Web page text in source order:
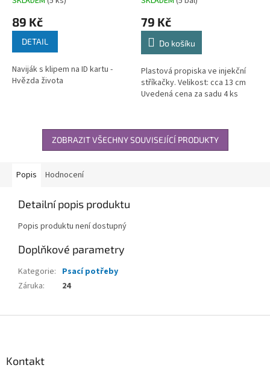
89 Kč
DETAIL
Naviják s klipem na ID kartu -
Hvězda života
79 Kč
Do košíku
Plastová propiska ve injekční
stříkačky. Velikost: cca 13 cm
Uvedená cena za sadu 4 ks
ZOBRAZIT VŠECHNY SOUVISEJÍCÍ PRODUKTY
Popis Hodnocení
Detailní popis produktu
Popis produktu není dostupný
Doplňkové parametry
Kategorie: Psací potřeby
Záruka: 24
Kontakt